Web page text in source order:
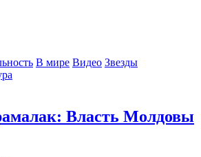
В мире Видео Звезды
Власть Молдовы